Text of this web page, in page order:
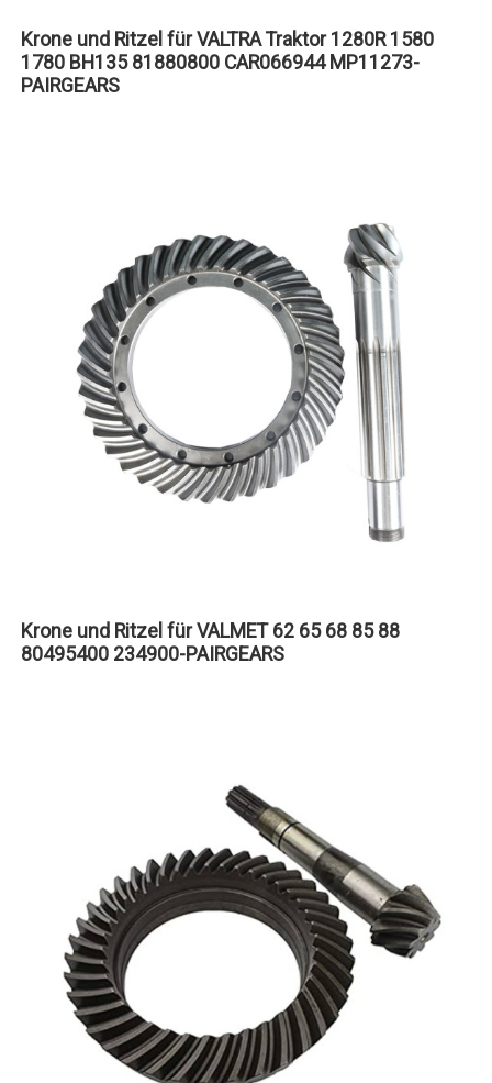
Krone und Ritzel für VALTRA Traktor 1280R 1580
1780 BH135 81880800 CAR066944 MP11273-
PAIRGEARS
Krone und Ritzel für VALMET 62 65 68 85 88
80495400 234900-PAIRGEARS